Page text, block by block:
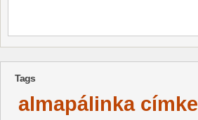
Tags
almapálinka címke